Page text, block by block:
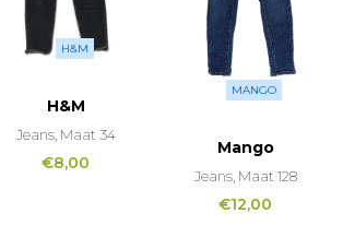
H&M
H&M
Jeans, Maat 34
€8,00
MANGO
Mango
Jeans, Maat 128
€12,00